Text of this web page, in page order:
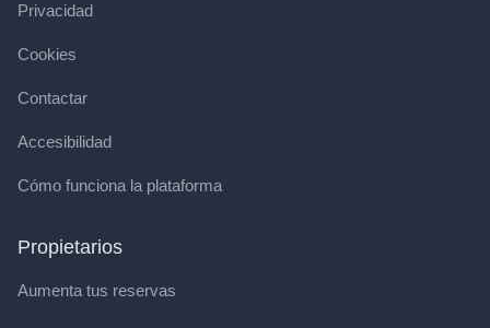
Privacidad
Cookies
Contactar
Accesibilidad
Cómo funciona la plataforma
Propietarios
Aumenta tus reservas